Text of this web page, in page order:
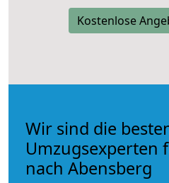
Kostenlose
Wir sind die
Umzugsexperten
nach Abensberg